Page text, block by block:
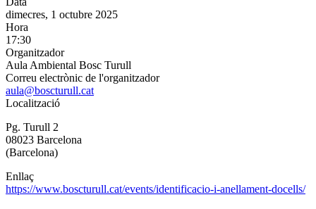
dimecres, 1 octubre 2025
Hora
17:30
Organitzador
Aula Ambiental Bosc Turull
Correu electrònic de l'organitzador
aula@boscturull.cat
Localització
Pg. Turull 2
08023 Barcelona
(Barcelona)
Enllaç
https://www.boscturull.cat/events/identificacio-i-anellament-docells/